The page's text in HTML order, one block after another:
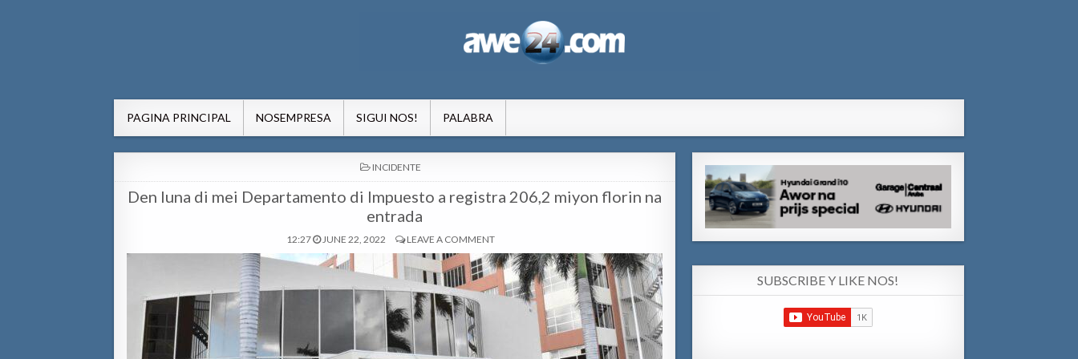
PAGINA PRINCIPAL NOSEMPRESA SIGUI NOS! PALABRA
POSTED
IN
INCIDENTE
Den luna di mei Departamento di Impuesto a registra 206,2 miyon florin na
entrada
12:27 JUNE 22, 2022 LEAVE A COMMENT
SUBSCRIBE Y LIKE NOS!